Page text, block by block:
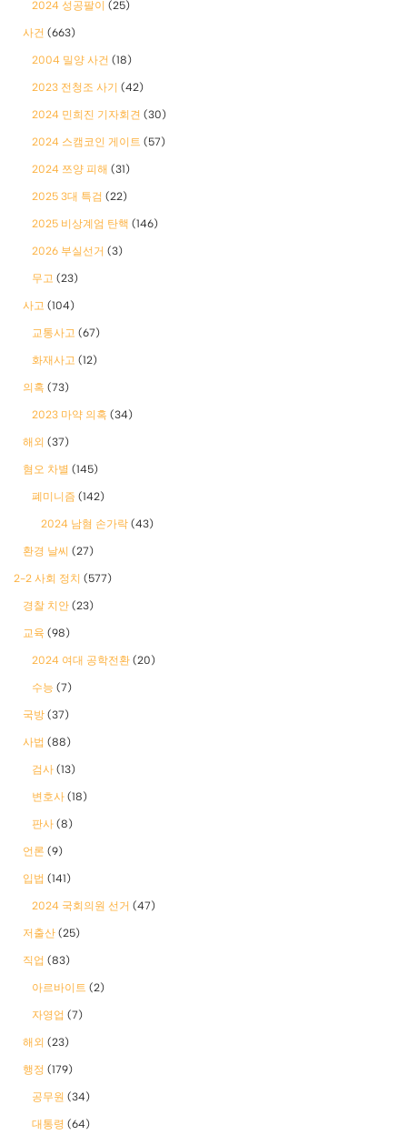
2024 성공팔이 (25)
사건 (663)
2004 밀양 사건 (18)
2023 전청조 사기 (42)
2024 민희진 기자회견 (30)
2024 스캠코인 게이트 (57)
2024 쯔양 피해 (31)
2025 3대 특검 (22)
2025 비상계엄 탄핵 (146)
2026 부실선거 (3)
무고 (23)
사고 (104)
교통사고 (67)
화재사고 (12)
의혹 (73)
2023 마약 의혹 (34)
해외 (37)
혐오 차별 (145)
폐미니즘 (142)
2024 남혐 손가락 (43)
환경 날씨 (27)
2-2 사회 정치 (577)
경찰 치안 (23)
교육 (98)
2024 여대 공학전환 (20)
수능 (7)
국방 (37)
사법 (88)
검사 (13)
변호사 (18)
판사 (8)
언론 (9)
입법 (141)
2024 국회의원 선거 (47)
저출산 (25)
직업 (83)
아르바이트 (2)
자영업 (7)
해외 (23)
행정 (179)
공무원 (34)
대통령 (64)